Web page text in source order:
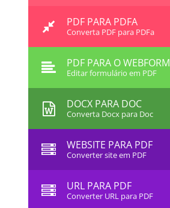
PDF PARA PDFA
Converta PDF para PDFa
PDF PARA O WEBFORM
Editar formulário em PDF
DOCX PARA DOC
Converta Docx para Doc
WEBSITE PARA PDF
Converter site em PDF
URL PARA PDF
Converter URL para PDF